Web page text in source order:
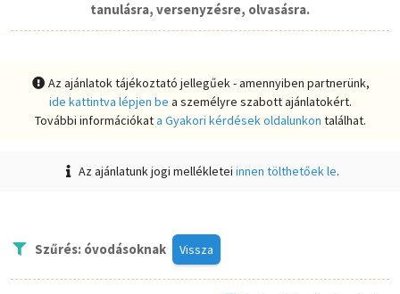
tanulásra, versenyzésre, olvasásra.
Az ajánlatok tájékoztató jellegűek - amennyiben partnerünk,
ide kattintva lépjen be a személyre szabott ajánlatokért.
További információkata Gyakori kérdések oldalunkon találhat.
Az ajánlatunk jogi mellékleteiinnen tölthetőek le.
Szűrés: óvodásoknak Vissza